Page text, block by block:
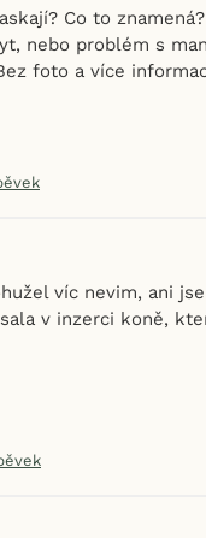
Co to
nebo problém s
foto a více
víc nevim, ani
v inzerci koně,